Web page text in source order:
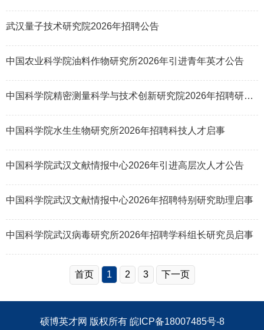
武汉量子技术研究院2026年招聘公告
中国农业科学院油料作物研究所2026年引进青年英才公告
中国科学院精密测量科学与技术创新研究院2026年招聘研究组组长46名启事
中国科学院水生生物研究所2026年招聘科技人才启事
中国科学院武汉文献情报中心2026年引进高层次人才公告
中国科学院武汉文献情报中心2026年招聘特别研究助理启事
中国科学院武汉病毒研究所2026年招聘学科组长研究员启事
首页 1 2 3 下一页
硕博英才网 版权所有 皖ICP备18007485号-8